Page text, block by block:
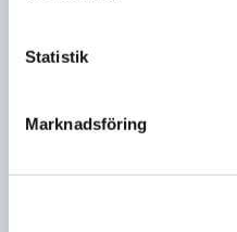
Statistik
Marknadsföring